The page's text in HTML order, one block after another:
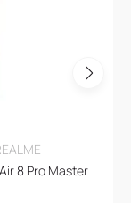
8 Pro Master